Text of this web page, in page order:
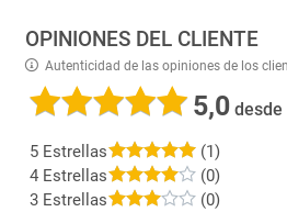
OPINIONES DEL CLIENTE
Autenticidad de las opiniones de los
5,0desde
5 Estrellas
(1)
4 Estrellas
(0)
3 Estrellas
(0)